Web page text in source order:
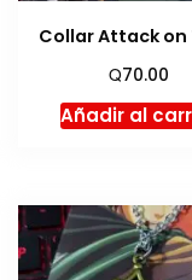
Collar Attack on
Q70.00
Añadir al